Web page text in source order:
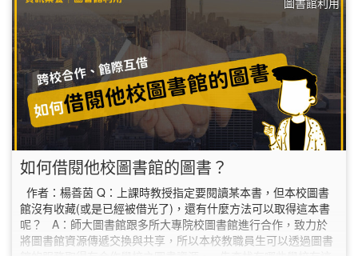
如何借閱他校圖書館的圖書？
作者：楊善茵 Q：上課時教授指定要閱讀某本書，但本校圖書
館沒有收藏(或是已經被借光了)，還有什麼方法可以取得這本書
呢？ A：師大圖書館跟多所大專院校圖書館進行合作，致力於
將圖書館資源傳遞交換與共享，所以本校教職員生可以透過圖書